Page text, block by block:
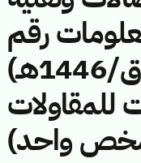
رقم
(461141299/ق/1446هـ)
للمقاولات
واحد)